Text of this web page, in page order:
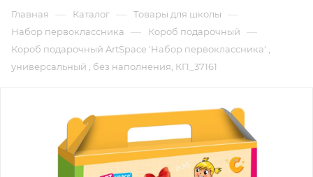
Главная — Каталог — Товары для школы —
Набор первоклассника — Короб подарочный —
Короб подарочный ArtSpace 'Набор первоклассника' ,
универсальный , без наполнения, КП_37161